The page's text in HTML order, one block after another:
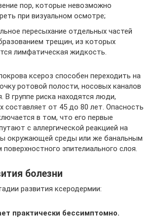
пор, которые невозможно
при визуальном осмотре;
пересыхание отдельных частей
трещин, из которых
лимфатическая жидкость.
ксероз способен переходить на
ротовой полости, носовых каналов
В группе риска находятся люди,
составляет от 45 до 80 лет. Опасность
в том, что его первые
с аллергической реакцией на
окружающей среды или же банальным
эпителиального слоя.
болезни
развития ксеродермии:
практически бессимптомно.